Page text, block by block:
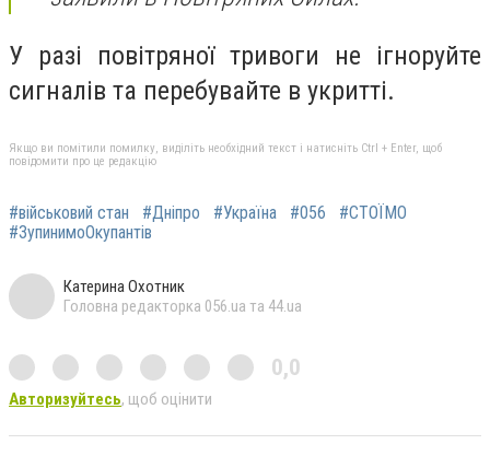
У разі повітряної тривоги не ігноруйте
сигналів та перебувайте в укритті.
Якщо ви помітили помилку, виділіть необхідний текст і натисніть Ctrl + Enter, щоб
повідомити про це редакцію
#військовий стан #Дніпро #Україна #056
#СТОЇМО
#ЗупинимоОкупантів
Катерина Охотник
Головна редакторка 056.ua та 44.ua
0,0
Авторизуйтесь, щоб оцінити